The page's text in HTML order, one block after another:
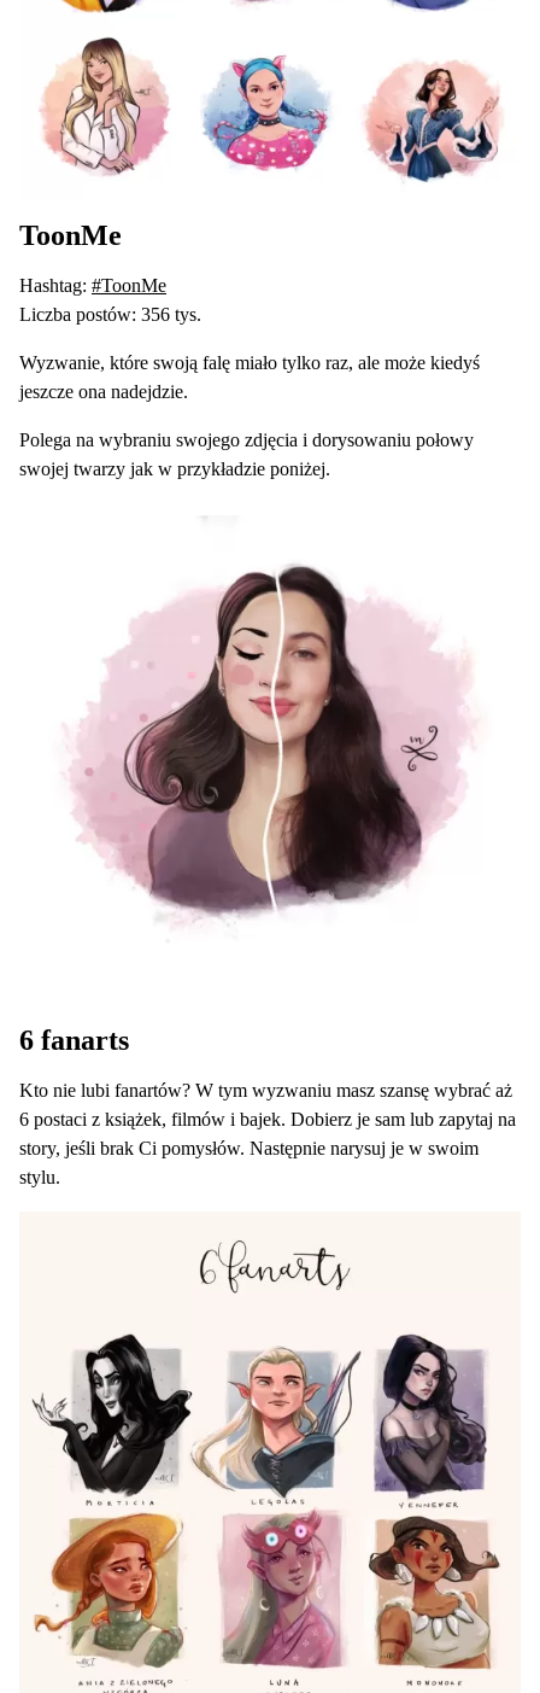
ToonMe
Hashtag: #ToonMe
Liczba postów: 356 tys.
Wyzwanie, które swoją falę miało tylko raz, ale może kiedyś
jeszcze ona nadejdzie.
Polega na wybraniu swojego zdjęcia i dorysowaniu połowy
swojej twarzy jak w przykładzie poniżej.
6 fanarts
Kto nie lubi fanartów? W tym wyzwaniu masz szansę wybrać aż
6 postaci z książek, filmów i bajek. Dobierz je sam lub zapytaj na
story, jeśli brak Ci pomysłów. Następnie narysuj je w swoim
stylu.